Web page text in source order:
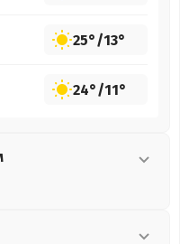
25°/13°
24°/11°